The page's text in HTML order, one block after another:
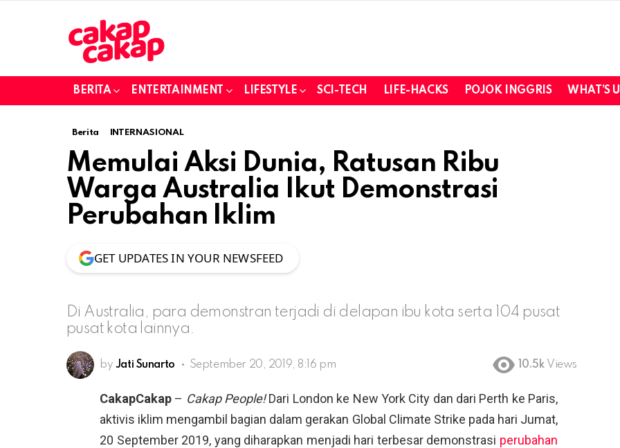
BERITA ENTERTAINMENT LIFESTYLE SCI-TECH LIFE-HACKS POJOK INGGRIS WHAT’S
Berita INTERNASIONAL
Memulai Aksi Dunia, Ratusan Ribu
Warga Australia Ikut Demonstrasi
Perubahan Iklim
GET UPDATES IN YOUR NEWSFEED
Di Australia, para demonstran terjadi di delapan ibu kota serta 104 pusat
pusat kota lainnya.
by Jati Sunarto September 20, 2019, 8:16 pm 10.5k Views
CakapCakap – Cakap People!Dari London ke New York City dan dari Perth ke Paris,
aktivis iklim mengambil bagian dalam gerakan Global Climate Strike pada hari Jumat,
20 September 2019, yang diharapkan menjadi hari terbesar demonstrasi perubahan